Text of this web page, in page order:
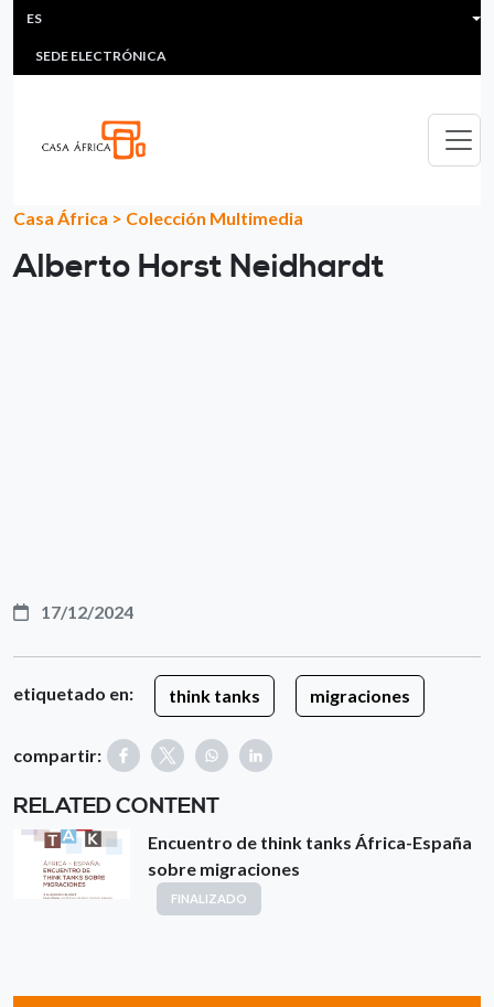
Pasar al contenido principal
HEADER MENU
MULTIMEDIA
SEDE ELECTRÓNICA
ES
Casa África > Colección Multimedia
Alberto Horst Neidhardt
17/12/2024
etiquetado en: think tanks migraciones
compartir:
RELATED CONTENT
Encuentro de think tanks África-España
sobre migraciones
FINALIZADO